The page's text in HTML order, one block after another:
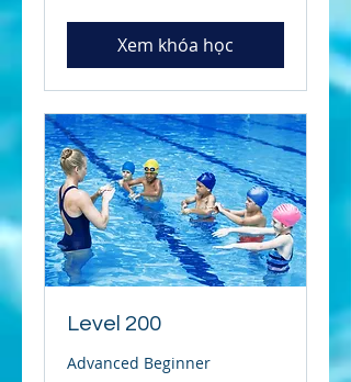
Xem khóa học
Level 200
Advanced Beginner